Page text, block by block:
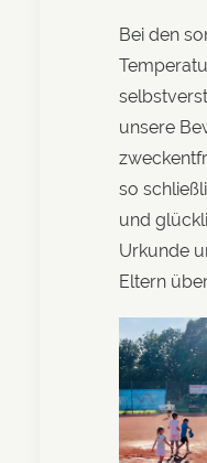
Bei den
unsere
so
und
Urkunde
Eltern